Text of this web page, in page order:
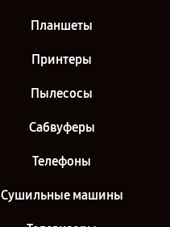
Планшеты
Принтеры
Пылесосы
Сабвуферы
Телефоны
Сушильные машины